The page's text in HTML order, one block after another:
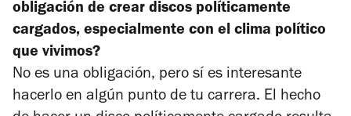
obligación de crear discos políticamente
cargados, especialmente con el clima político
que vivimos?
No es una obligación, pero sí es interesante
hacerlo en algún punto de tu carrera. El hecho